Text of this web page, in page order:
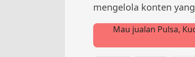
mengelola konten
Mau jualan Pulsa,